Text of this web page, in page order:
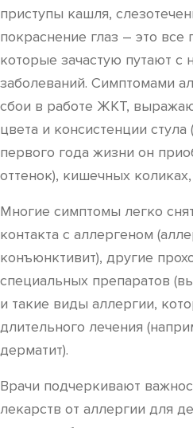
приступы кашля,
покраснение глаз – это все
которые зачастую путают с
заболеваний. Симптомами
сбои в работе ЖКТ,
цвета и консистенции
первого года жизни он
оттенок), кишечных
Многие симптомы легко
контакта с аллергеном
конъюнктивит), другие
специальных препаратов
и такие виды аллергии,
длительного лечения
дерматит).
Врачи подчеркивают
лекарств от аллергии для